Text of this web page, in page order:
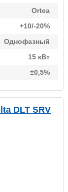
Ortea
+10/-20%
Однофазный
15 кВт
±0,5%
DLT SRV